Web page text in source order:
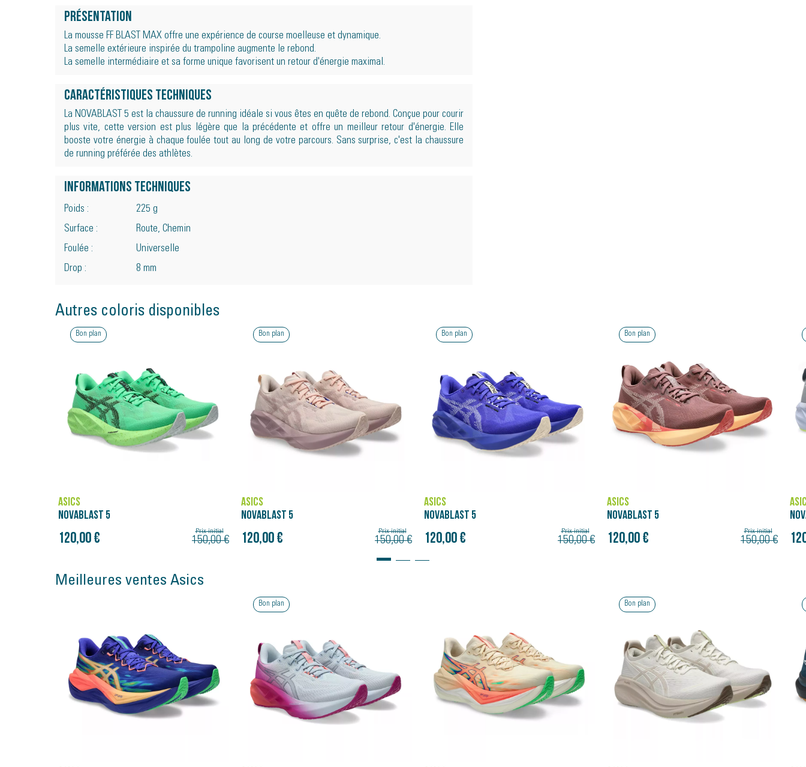
Présentation
La mousse FF BLAST MAX offre une expérience de course moelleuse et dynamique.
La semelle extérieure inspirée du trampoline augmente le rebond.
La semelle intermédiaire et sa forme unique favorisent un retour d'énergie maximal.
Caractéristiques techniques
La NOVABLAST 5 est la chaussure de running idéale si vous êtes en quête de rebond. Conçue pour courir
plus vite, cette version est plus légère que la précédente et offre un meilleur retour d'énergie. Elle
booste votre énergie à chaque foulée tout au long de votre parcours. Sans surprise, c'est la chaussure
de running préférée des athlètes.
Informations techniques
Poids :
225 g
Surface :
Route, Chemin
Foulée :
Universelle
Drop :
8 mm
Autres coloris disponibles
Bon plan
ASICS
NOVABLAST 5
120,00 € Prix initial
150,00 €
Bon plan
ASICS
NOVABLAST 5
120,00 € Prix initial
150,00 €
Bon plan
ASICS
NOVABLAST 5
120,00 € Prix initial
150,00 €
Bon plan
ASICS
NOVABLAST 5
120,00 € Prix initial
150,00 €
Meilleures ventes Asics
Bon plan